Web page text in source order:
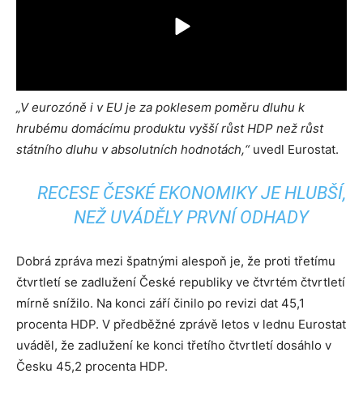
„V eurozóně i v EU je za poklesem poměru dluhu k
hrubému domácímu produktu vyšší růst HDP než růst
státního dluhu v absolutních hodnotách,“uvedl Eurostat.
RECESE ČESKÉ EKONOMIKY JE HLUBŠÍ,
NEŽ UVÁDĚLY PRVNÍ ODHADY
Dobrá zpráva mezi špatnými alespoň je, že proti třetímu
čtvrtletí se zadlužení České republiky ve čtvrtém čtvrtletí
mírně snížilo. Na konci září činilo po revizi dat 45,1
procenta HDP. V předběžné zprávě letos v lednu Eurostat
uváděl, že zadlužení ke konci třetího čtvrtletí dosáhlo v
Česku 45,2 procenta HDP.